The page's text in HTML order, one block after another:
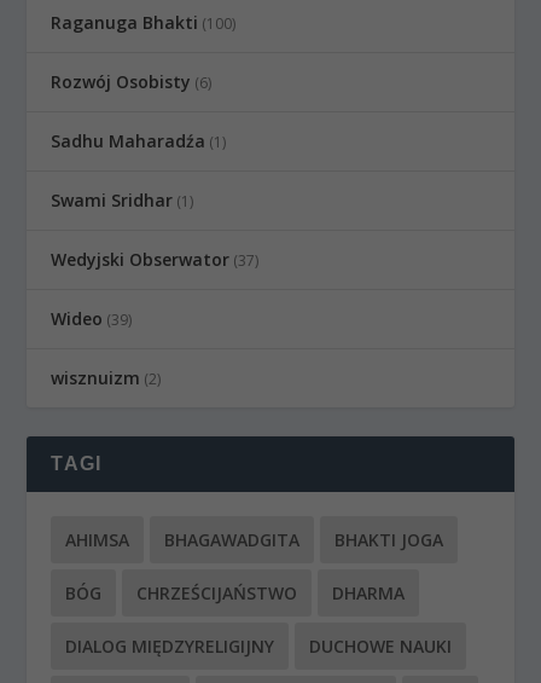
Raganuga Bhakti (100)
Rozwój Osobisty (6)
Sadhu Maharadźa (1)
Swami Sridhar (1)
Wedyjski Obserwator (37)
Wideo (39)
wisznuizm (2)
TAGI
AHIMSA BHAGAWADGITA BHAKTI JOGA
BÓG CHRZEŚCIJAŃSTWO DHARMA
DIALOG MIĘDZYRELIGIJNY DUCHOWE NAUKI